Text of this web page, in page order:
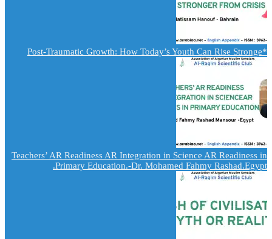
*Post-Traumatic Growth: How Today’s Youth Can Rise Stronge
Teachers’ AR Readiness AR Integration in Science AR Readiness in
Primary Education.-Dr. Mohamed Fahmy Rashad.Egypt.